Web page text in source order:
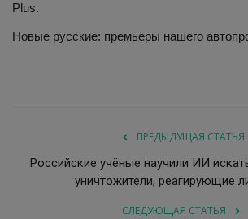
Plus.
Новые русские: премьеры нашего
ПРЕДЫДУЩАЯ СТАТЬЯ
Российские учёные научили ИИ
уничтожители, реагирующие
СЛЕДУЮЩАЯ СТАТЬЯ